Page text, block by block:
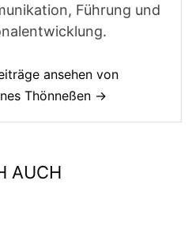
Führung und
ansehen von
Thönneßen →
AUCH